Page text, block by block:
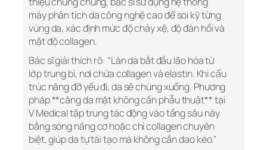
máy phân tích da công nghệ cao để soi kỹ từng
vùng da, xác định mức độ chảy xệ, độ đàn hồi và
mật độ collagen.
Bác sĩ giải thích rõ: “Làn da bắt đầu lão hóa từ
lớp trung bì, nơi chứa collagen và elastin. Khi cấu
trúc nâng đỡ yếu đi, da sẽ chùng xuống. Phương
pháp **căng da mặt không cần phẫu thuật** tại
V Medical tập trung tác động vào tầng sâu này
bằng sóng nâng cơ hoặc chỉ collagen chuyên
biệt, giúp da tự tái tạo mà không cần dao kéo.”